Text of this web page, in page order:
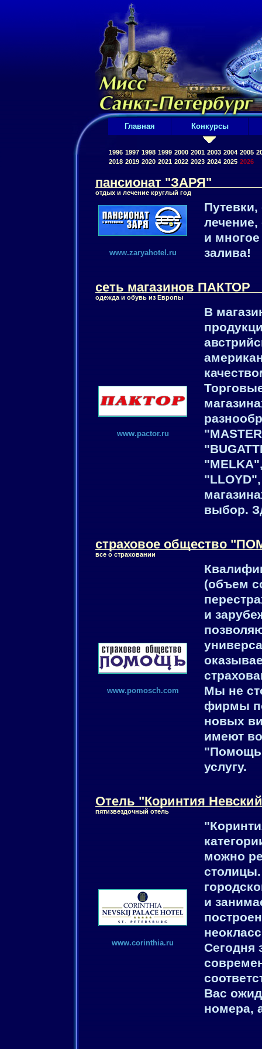
Главная Конкурсы
1996 1997 1998 1999 2000 2001 2003 2004 2005
2018 2019 2020 2021 2022 2023 2024 2025 2026
пансионат "ЗАРЯ"
отдых и лечение круглый год
www.zaryahotel.ru
и
залива!
сеть магазинов ПАКТОР
одежда и обувь из Евpопы
www.pactor.ru
В
выбор.
стpаховое общество
все о стpаховании
www.pomosch.com
(объем
и
Мы не
фирмы
новых
имеют
услугу.
Отель "Коринтия
пятизвездочный отель
www.corinthia.ru
можно
и
Сегодня
Вас
номера,